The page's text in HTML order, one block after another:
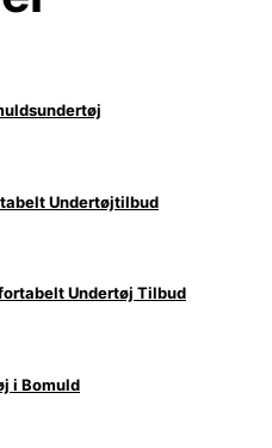
Undertøjtilbud
Undertøj Tilbud
i Bomuld